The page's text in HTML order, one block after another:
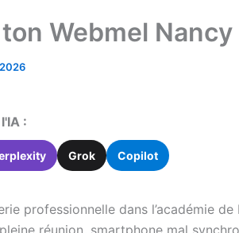
Webmel
:
Grok Copilot
professionnelle dans l’académie
réunion, smartphone mal